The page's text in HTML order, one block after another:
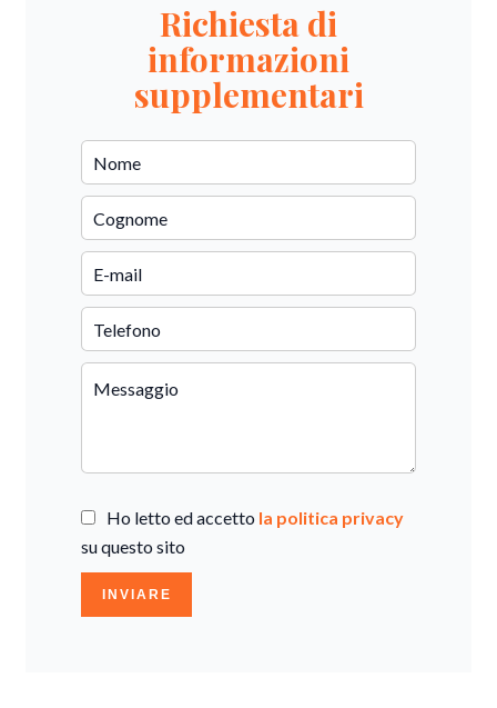
Richiesta di
informazioni
supplementari
Ho letto ed accetto la politica privacy
su questo sito
INVIARE